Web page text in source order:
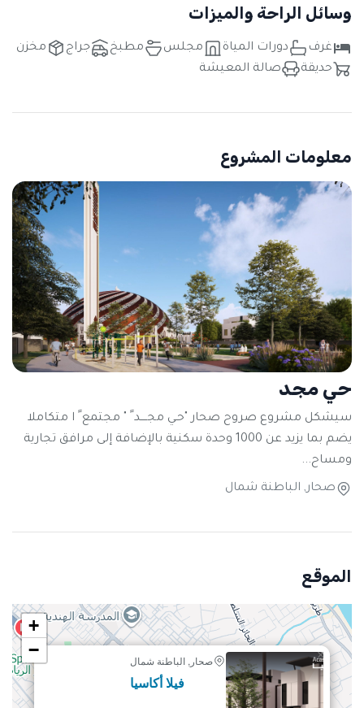
وسائل الراحة والميزات
غرف دورات المياة مجلس مطبخ جراج
مخزن
حديقة
صالة المعيشة
معلومات المشروع
حي مجد
سيشكل مشروع صروح صحار "حـي مجــــد ً " مجتمع ً ا متكاملا
يضم بما يزيد عن 1000 وحدة سكنية بالإضافة إلى مرافق تجارية
ومساح...
صحار, الباطنة شمال
الموقع
للبيع
صحار, الباطنة شمال
فيلا أكاسيا
×
+
−